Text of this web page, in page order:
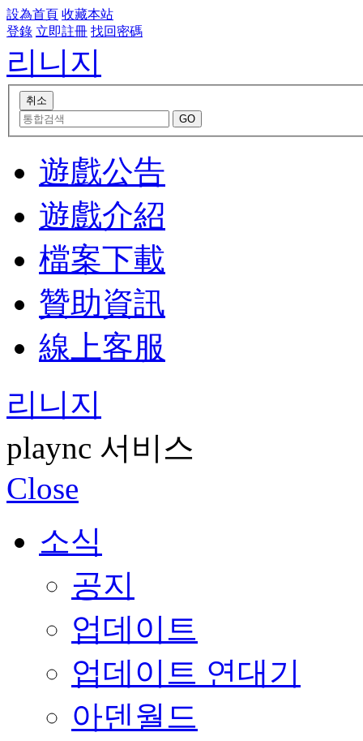
設為首頁 收藏本站
登錄 立即註冊 找回密碼
리니지
遊戲公告
遊戲介紹
檔案下載
贊助資訊
線上客服
리니지
plaync 서비스
Close
소식
공지
업데이트
업데이트 연대기
아덴월드